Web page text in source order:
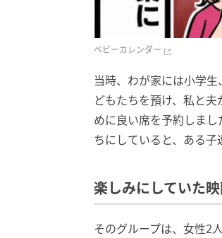
ベビーカレンダー
当時、わが家には小学
どもたちを預け、私と
めに良い席を予約しま
ちにしていると、ある
楽しみにしていた
そのグループは、女性2